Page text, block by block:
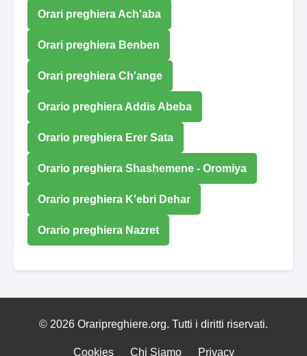
Orari preghiera Ach'aba
Orari preghiera Benben
Orari preghiera Ch'ange
Orario preghiera Addis Abeba
Orario preghiera Erer Sata
Orario preghiera Shashemene - Oromiya
Orario preghiera K'ebri Dehar
Orario preghiera Nazret
© 2026 Oraripreghiere.org. Tutti i diritti riservati.
Cookies Chi Siamo Privacy